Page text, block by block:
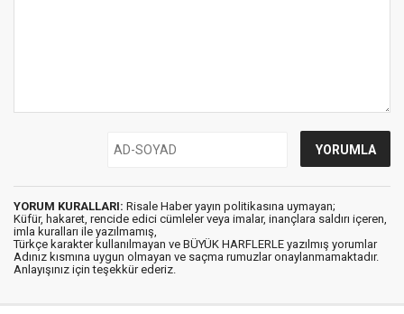
YORUM KURALLARI: Risale Haber yayın politikasına uymayan;
Küfür, hakaret, rencide edici cümleler veya imalar, inançlara saldırı içeren,
imla kuralları ile yazılmamış,
Türkçe karakter kullanılmayan ve BÜYÜK HARFLERLE yazılmış yorumlar
Adınız kısmına uygun olmayan ve saçma rumuzlar onaylanmamaktadır.
Anlayışınız için teşekkür ederiz.